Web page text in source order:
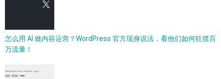
怎么用 AI 做内容运营？WordPress 官方现身说法，看他们如何狂揽百
万流量！